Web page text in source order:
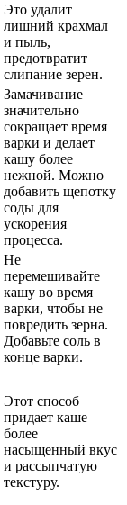
Это удалит
лишний крахмал
и пыль,
предотвратит
слипание зерен.
Замачивание
значительно
сокращает время
варки и делает
кашу более
нежной. Можно
добавить щепотку
соды для
ускорения
процесса.
Не
перемешивайте
кашу во время
варки, чтобы не
повредить зерна.
Добавьте соль в
конце варки.
Этот способ
придает каше
более
насыщенный вкус
и рассыпчатую
текстуру.